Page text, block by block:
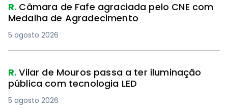
R. Câmara de Fafe agraciada pelo CNE com
Medalha de Agradecimento
5 agosto 2026
R.Vilar de Mouros passa a ter iluminação
pública com tecnologia LED
5 agosto 2026